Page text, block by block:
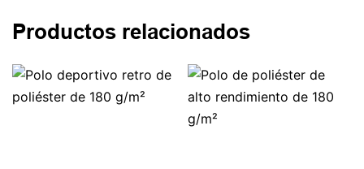
Productos relacionados